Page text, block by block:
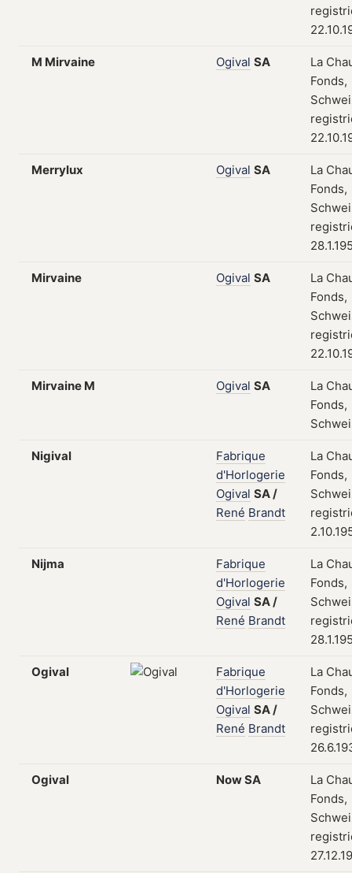
M Mirvaine Ogival SA
La
Fonds,
Merrylux Ogival SA
La
Fonds,
Mirvaine Ogival SA
La
Fonds,
Mirvaine M Ogival SA
La
Fonds,
Nigival
Fabrique
d'Horlogerie
Ogival SA/
René Brandt
La
Fonds,
Nijma
Fabrique
d'Horlogerie
Ogival SA/
René Brandt
La
Fonds,
Ogival
Fabrique
d'Horlogerie
Ogival SA/
René Brandt
La
Fonds,
Ogival NowSA
La
Fonds,